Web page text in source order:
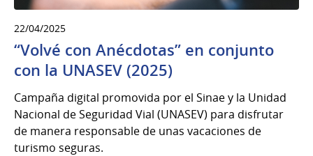
22/04/2025
“Volvé con Anécdotas” en conjunto
con la UNASEV (2025)
Campaña digital promovida por el Sinae y la Unidad
Nacional de Seguridad Vial (UNASEV) para disfrutar
de manera responsable de unas vacaciones de
turismo seguras.